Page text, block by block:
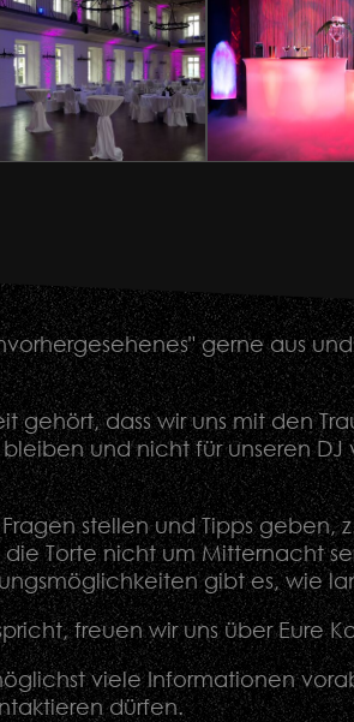
gerne aus
gehört, dass wir uns mit den
und nicht für unseren
stellen und Tipps geben,
Torte nicht um Mitternacht
gibt es, wie
freuen wir uns über Eure
viele Informationen
dürfen.